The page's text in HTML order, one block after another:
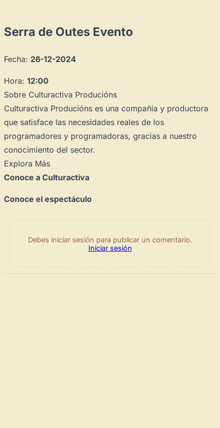
Serra de Outes Evento
Fecha: 26-12-2024
Hora: 12:00
Sobre Culturactiva Producións
Culturactiva Producións es una compañía y productora
que satisface las necesidades reales de los
programadores y programadoras, gracias a nuestro
conocimiento del sector.
Explora Más
Conoce a Culturactiva
Conoce el espectáculo
Debes iniciar sesión para publicar un comentario.
Iniciar sesión